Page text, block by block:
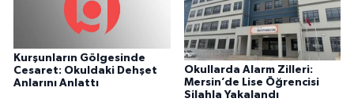
Kurşunların Gölgesinde
Cesaret: Okuldaki Dehşet
Anlarını Anlattı
Okullarda Alarm Zilleri:
Mersin’de Lise Öğrencisi
Silahla Yakalandı